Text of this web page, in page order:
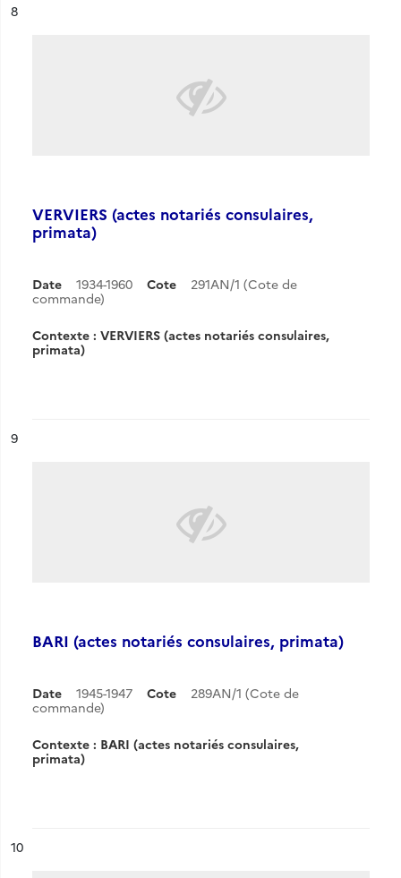
n°
8
VERVIERS (actes notariés consulaires,
primata)
Date 1934-1960 Cote
291AN/1 (Cote de
commande)
Contexte : VERVIERS (actes notariés consulaires,
primata)
n°
9
BARI (actes notariés consulaires, primata)
Date 1945-1947 Cote
289AN/1 (Cote de
commande)
Contexte : BARI (actes notariés consulaires,
primata)
n°
10